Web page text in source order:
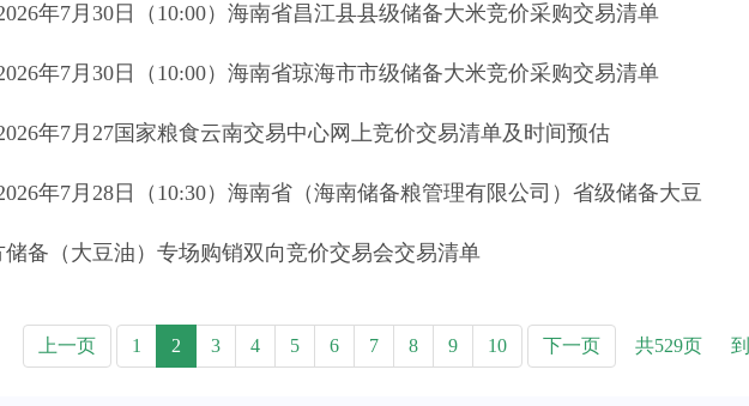
年7月30日（10:00）海南省昌江县县级储备大米竞价采购交易清单
年7月30日（10:00）海南省琼海市市级储备大米竞价采购交易清单
年7月27国家粮食云南交易中心网上竞价交易清单及时间预估
年7月28日（10:30）海南省（海南储备粮管理有限公司）省级储备大豆
储备（大豆油）专场购销双向竞价交易会交易清单
上一页 1 2 3 4 5 6 7 8 9 10 下一页 共529页 到